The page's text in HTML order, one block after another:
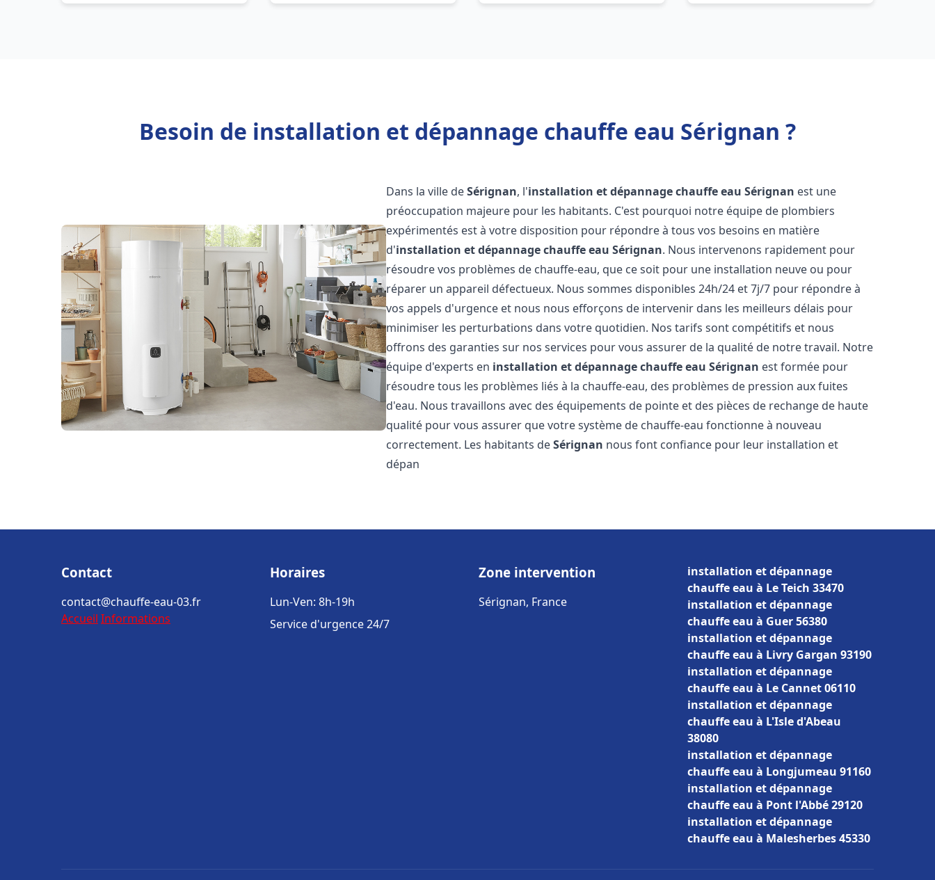
Besoin de installation et dépannage chauffe eau Sérignan ?
Dans la ville deSérignan, l'installation et dépannage chauffe eau Sérignan est une
préoccupation majeure pour les habitants. C'est pourquoi notre équipe de plombiers
expérimentés est à votre disposition pour répondre à tous vos besoins en matière
d'installation et dépannage chauffe eau Sérignan. Nous intervenons rapidement pour
résoudre vos problèmes de chauffe-eau, que ce soit pour une installation neuve ou pour
réparer un appareil défectueux. Nous sommes disponibles 24h/24 et 7j/7 pour répondre à
vos appels d'urgence et nous nous efforçons de intervenir dans les meilleurs délais pour
minimiser les perturbations dans votre quotidien. Nos tarifs sont compétitifs et nous
offrons des garanties sur nos services pour vous assurer de la qualité de notre travail. Notre
équipe d'experts en installation et dépannage chauffe eau Sérignan est formée pour
résoudre tous les problèmes liés à la chauffe-eau, des problèmes de pression aux fuites
d'eau. Nous travaillons avec des équipements de pointe et des pièces de rechange de haute
qualité pour vous assurer que votre système de chauffe-eau fonctionne à nouveau
correctement. Les habitants deSérignan nous font confiance pour leur installation et
dépan
Contact
contact@chauffe-eau-03.fr
Accueil Informations
Horaires
Lun-Ven: 8h-19h
Service d'urgence 24/7
Zone intervention
Sérignan, France
installation et dépannage
chauffe eau à Le Teich 33470
installation et dépannage
chauffe eau à Guer 56380
installation et dépannage
chauffe eau à Livry Gargan 93190
installation et dépannage
chauffe eau à Le Cannet 06110
installation et dépannage
chauffe eau à L'Isle d'Abeau
38080
installation et dépannage
chauffe eau à Longjumeau 91160
installation et dépannage
chauffe eau à Pont l'Abbé 29120
installation et dépannage
chauffe eau à Malesherbes 45330